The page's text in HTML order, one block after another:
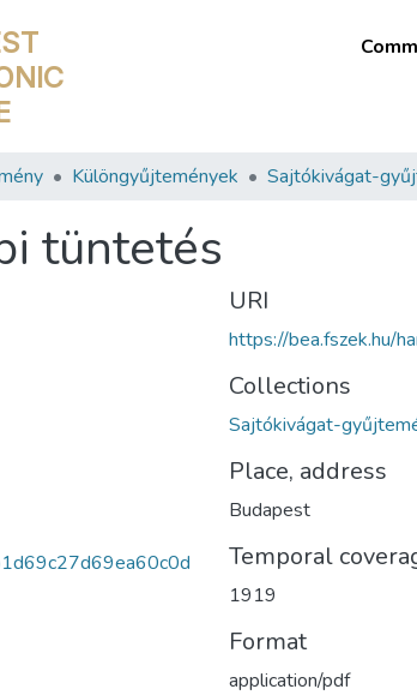
Különgyűjtemények Sajtókivágat-
tüntetés
URI
https://bea.fszek.hu/
Collections
Sajtókivágat-
Place, address
Budapest
Temporal
1919
Format
application/pdf